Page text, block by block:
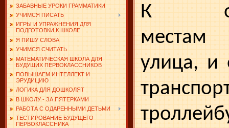
ЗАБАВНЫЕ УРОКИ ГРАММАТИКИ
УЧИМСЯ ПИСАТЬ
ИГРЫ И УПРАЖНЕНИЯ ДЛЯ
ПОДГОТОВКИ К ШКОЛЕ
Я ПИШУ СЛОВА
УЧИМСЯ СЧИТАТЬ
МАТЕМАТИЧЕСКАЯ ШКОЛА ДЛЯ
БУДУЩИХ ПЕРВОКЛАССНИКОВ
ПОВЫШАЕМ ИНТЕЛЛЕКТ И
ЭРУДИЦИЮ
ЛОГИКА ДЛЯ ДОШКОЛЯТ
В ШКОЛУ - ЗА ПЯТЕРКАМИ
РАБОТА С ОДАРЕННЫМИ ДЕТЬМИ
ТЕСТИРОВАНИЕ БУДУЩЕГО
ПЕРВОКЛАССНИКА
К
местам
улица, и